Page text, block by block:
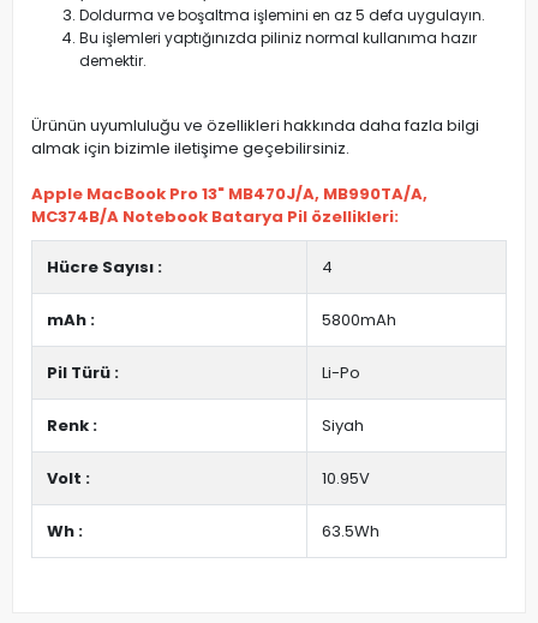
Doldurma ve boşaltma işlemini en az 5 defa uygulayın.
Bu işlemleri yaptığınızda piliniz normal kullanıma hazır
demektir.
Ürünün uyumluluğu ve özellikleri hakkında daha fazla bilgi
almak için bizimle iletişime geçebilirsiniz.
Apple MacBook Pro 13" MB470J/A, MB990TA/A,
MC374B/A Notebook Batarya Pil özellikleri:
Hücre Sayısı : 4
mAh : 5800mAh
Pil Türü : Li-Po
Renk : Siyah
Volt : 10.95V
Wh : 63.5Wh